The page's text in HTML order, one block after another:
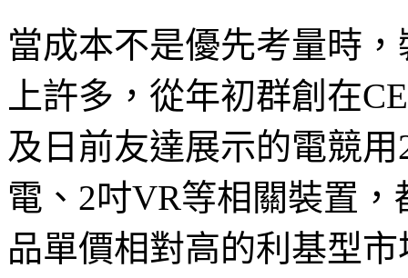
當成本不是優先考量時
上許多，從年初群創在
及日前友達展示的電競
電、2吋VR等相關裝置
品單價相對高的利基型